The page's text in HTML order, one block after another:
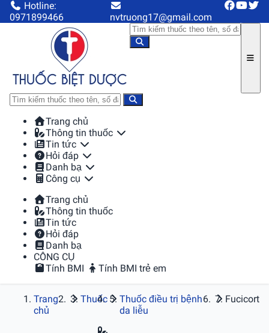
Hotline:
0971899466
nvtruong17@gmail.com
Trang chủ
Thông tin thuốc
Tin tức
Hỏi đáp
Danh bạ
Công cụ
Trang chủ
Thông tin thuốc
Tin tức
Hỏi đáp
Danh bạ
CÔNG CỤ
Tính BMI
Tính BMI trẻ em
Trang
chủ
Thuốc
Thuốc điều trị bệnh
da liễu
Fucicort